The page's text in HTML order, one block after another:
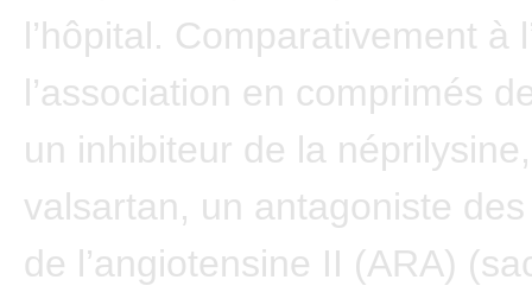
l’hôpital. Comparativement à
l’association en comprimés
un inhibiteur de la
valsartan, un antagoniste
de l’angiotensine II (ARA)